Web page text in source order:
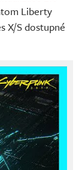
Liberty
X/S dostupné